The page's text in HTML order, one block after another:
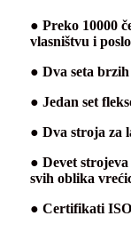
● Preko 10000
vlasništvu i
● Dva seta
● Jedan set
● Dva stroja za
● Devet
svih oblika
● Certifikati